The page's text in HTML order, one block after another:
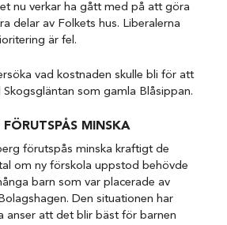
nu verkar ha gått med på att göra
delar av Folkets hus. Liberalerna
är fel.
vad kostnaden skulle bli för att
som gamla Blåsippan.
MINSKA
förutspås minska kraftigt de
om ny förskola uppstod behövde
barn som var placerade av
Den situationen har
anser att det blir bäst för barnen